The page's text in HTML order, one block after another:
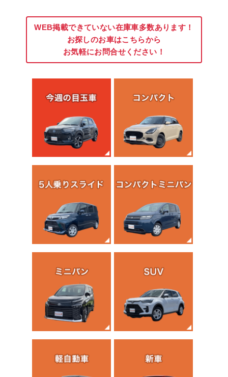
WEB掲載できていない在庫車多数あります！
お探しのお車はこちらから
お気軽にお問合せください！